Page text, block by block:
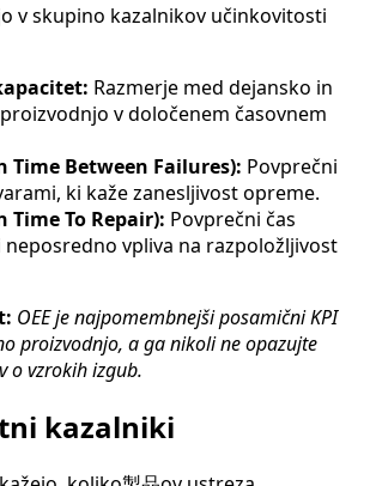
v skupino kazalnikov učinkovitosti
Razmerje med dejansko in
v določenem časovnem
Time Between Failures): Povprečni
ki kaže zanesljivost opreme.
Time To Repair): Povprečni čas
neposredno vpliva na razpoložljivost
OEE je najpomembnejši posamični KPI
proizvodnjo, a ga nikoli ne opazujte
o vzrokih izgub.
kazalniki